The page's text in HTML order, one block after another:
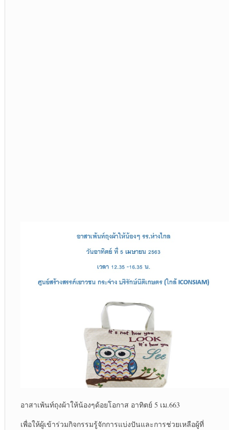
อาสาเพ้นท์ถุงผ้าให้น้องๆด้อยโอกาส อาทิตย์ 5 เม.663
เพื่อให้ผู้เข้าร่วมกิจกรรมรู้จักการแบ่งปันและการช่วยเหลือผู้ที่